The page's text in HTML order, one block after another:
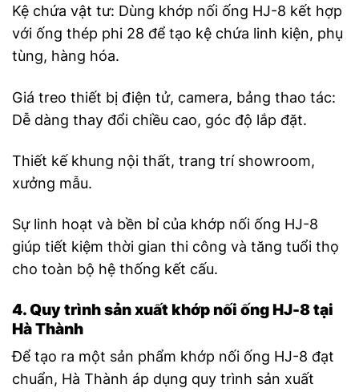
Kệ chứa vật tư: Dùng khớp nối ống HJ-8 kết hợp
với ống thép phi 28 để tạo kệ chứa linh kiện, phụ
tùng, hàng hóa.
Giá treo thiết bị điện tử, camera, bảng thao tác:
Dễ dàng thay đổi chiều cao, góc độ lắp đặt.
Thiết kế khung nội thất, trang trí showroom,
xưởng mẫu.
Sự linh hoạt và bền bỉ của khớp nối ống HJ-8
giúp tiết kiệm thời gian thi công và tăng tuổi thọ
cho toàn bộ hệ thống kết cấu.
4. Quy trình sản xuất khớp nối ống HJ-8 tại
Hà Thành
Để tạo ra một sản phẩm khớp nối ống HJ-8 đạt
chuẩn, Hà Thành áp dụng quy trình sản xuất